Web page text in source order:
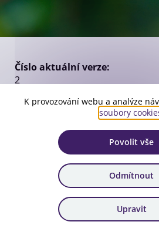
Číslo aktuální verze:
2
Platnost:
Stáhnout
K provozování webu a analýze
soubory
Povolit vše
Odmítnout
Upravit